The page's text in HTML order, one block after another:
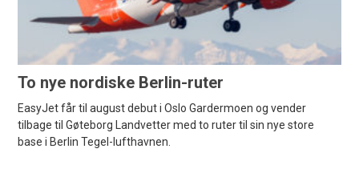
To nye nordiske Berlin-ruter
EasyJet får til august debut i Oslo Gardermoen og vender
tilbage til Gøteborg Landvetter med to ruter til sin nye store
base i Berlin Tegel-lufthavnen.